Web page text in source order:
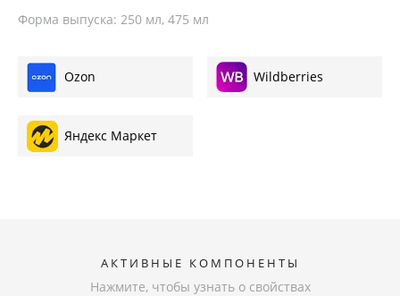
Форма выпуска: 250 мл, 475 мл
Ozon Wildberries
Яндекс Маркет
АКТИВНЫЕ КОМПОНЕНТЫ
Нажмите, чтобы узнать о свойствах